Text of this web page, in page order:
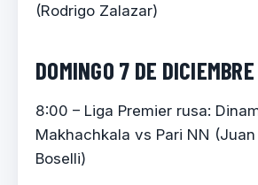
(Rodrigo Zalazar)
DOMINGO 7 DE DICIEMBRE
8:00 – Liga Premier rusa:
Makhachkala vs Pari NN
Boselli)